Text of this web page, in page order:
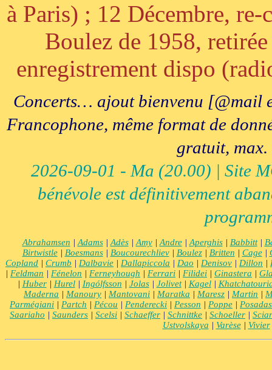
à Paris) ; 12 Décembre,
Boulez de 1958,
enregistrement dispo
Concerts… ajout bienvenu [@mail
Francophone, même format de
gratuit,
2026-09-01 - Ma (20.00) | Site
bénévole est définitivement
Abrahamsen | Adams| Adès| Amy| Andre| Aperghis| Babbitt|
Birtwistle| Boesmans| Boucourechliev| Boulez| Britten | Cage|
Copland | Crumb | Dalbavie | Dallapiccola | Dao | Denisov | Dillon |
| Feldman | Fénelon | Ferneyhough | Ferrari | Filidei | Ginastera |
| Huber| Hurel| Ingólfsson | Jolas| Jolivet| Kagel|
Maderna | Manoury | Mantovani | Maratka | Maresz | Martin |
Parmégiani | Partch | Pécou | Penderecki | Pesson | Poppe | Posadas
Saariaho | Saunders | Scelsi | Schaeffer | Schnittke | Schoeller |
Ustvolskaya | Varèse| Vivier